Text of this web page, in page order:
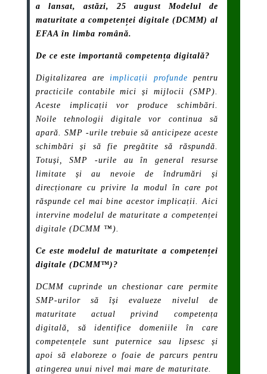
a lansat, astăzi, 25 august Modelul de
maturitate a competenței digitale (DCMM) al
EFAA în limba română.
De ce este importantă competența digitală?
Digitalizarea are implicații profunde pentru
practicile contabile mici și mijlocii (SMP).
Aceste implicații vor produce schimbări.
Noile tehnologii digitale vor continua să
apară. SMP -urile trebuie să anticipeze aceste
schimbări și să fie pregătite să răspundă.
Totuși, SMP -urile au în general resurse
limitate și au nevoie de îndrumări și
direcționare cu privire la modul în care pot
răspunde cel mai bine acestor implicații. Aici
intervine modelul de maturitate a competenței
digitale (DCMM ™).
Ce este modelul de maturitate a competenței
digitale (DCMM™)?
DCMM cuprinde un chestionar care permite
SMP-urilor să își evalueze nivelul de
maturitate actual privind competența
digitală, să identifice domeniile în care
competențele sunt puternice sau lipsesc și
apoi să elaboreze o foaie de parcurs pentru
atingerea unui nivel mai mare de maturitate.